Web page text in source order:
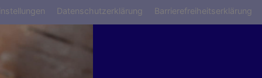
Datenschutzerklärung Barrierefreiheitserklärung